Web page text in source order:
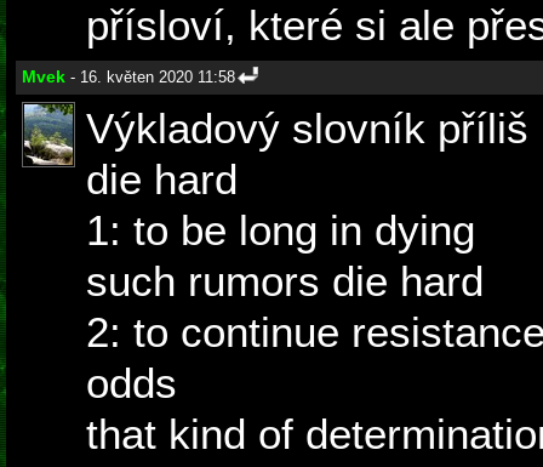
přísloví, které si ale
Mvek - 16. květen 2020 11:58
Výkladový slovník příliš
die hard
1: to be long in dying
such rumors die hard
2: to continue
odds
that kind of